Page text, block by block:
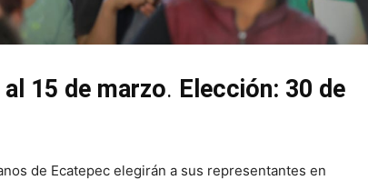
15 de marzo. Elección: 30 de
de Ecatepec elegirán a sus representantes en